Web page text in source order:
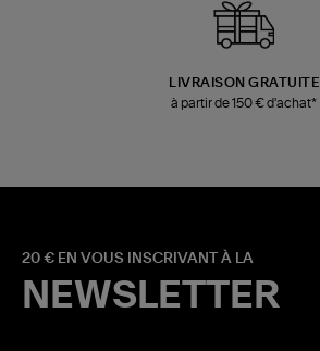
LIVRAISON GRATUITE
à partir de 150 € d'achat*
20 € EN VOUS INSCRIVANT À LA
NEWSLETTER